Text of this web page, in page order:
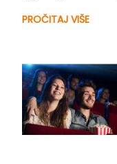
PROČITAJ VIŠE